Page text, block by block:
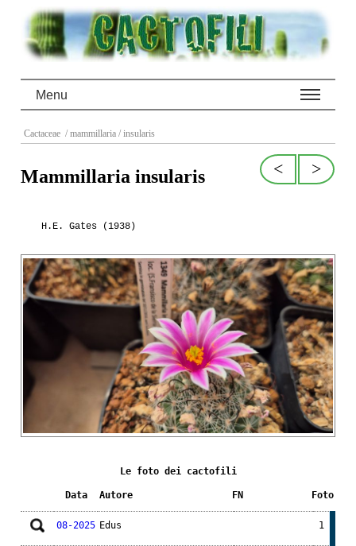
Menu
Cactaceae / mammillaria / insularis
>
<
Mammillaria insularis
H.E. Gates (1938)
Le foto dei cactofili
Data Autore FN Foto
08-2025 Edus 1